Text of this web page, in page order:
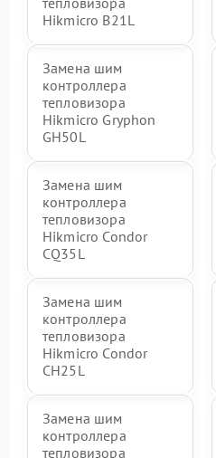
Hikmicro B21L
Замена шим
контроллера
тепловизора
Hikmicro Gryphon
GH50L
Замена шим
контроллера
тепловизора
Hikmicro Condor
CQ35L
Замена шим
контроллера
тепловизора
Hikmicro Condor
CH25L
Замена шим
контроллера
тепловизора